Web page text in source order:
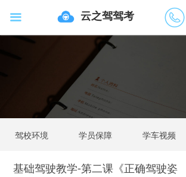
云之驾驾考
끀
40072
基础驾驶教学-第二课《正确驾驶姿
驾校环境 学员保障 学车视频